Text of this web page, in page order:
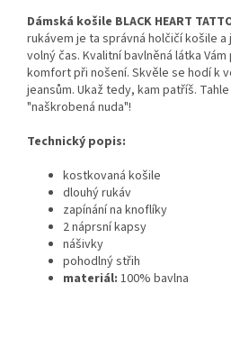
Dámská košile BLACK HEART
rukávem je ta správná holčičí košile
volný čas. Kvalitní bavlněná látka
komfort při nošení. Skvěle se hodí k
jeansům. Ukaž tedy, kam patříš.
"naškrobená nuda"!
Technický popis:
kostkovaná košile
dlouhý rukáv
zapínání na knoflíky
2 náprsní kapsy
nášivky
pohodlný střih
materiál: 100% bavlna